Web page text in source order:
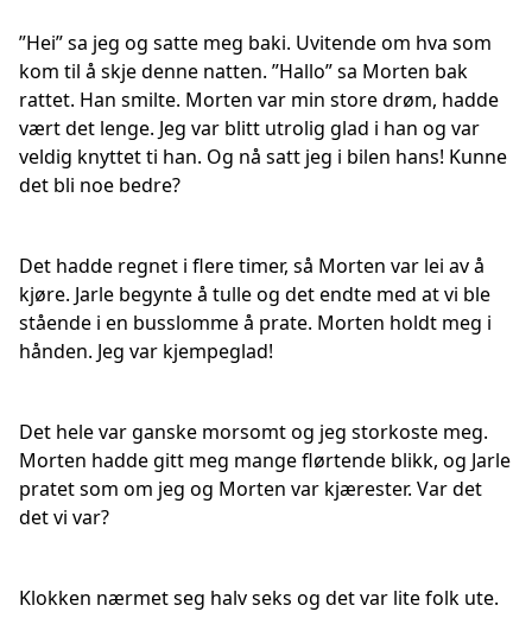
”Hei” sa jeg og satte meg baki. Uvitende om hva som
kom til å skje denne natten. ”Hallo” sa Morten bak
rattet. Han smilte. Morten var min store drøm, hadde
vært det lenge. Jeg var blitt utrolig glad i han og var
veldig knyttet ti han. Og nå satt jeg i bilen hans! Kunne
det bli noe bedre?
Det hadde regnet i flere timer, så Morten var lei av å
kjøre. Jarle begynte å tulle og det endte med at vi ble
stående i en busslomme å prate. Morten holdt meg i
hånden. Jeg var kjempeglad!
Det hele var ganske morsomt og jeg storkoste meg.
Morten hadde gitt meg mange flørtende blikk, og Jarle
pratet som om jeg og Morten var kjærester. Var det
det vi var?
Klokken nærmet seg halv seks og det var lite folk ute.